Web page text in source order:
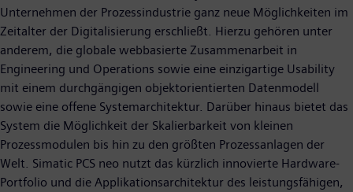
Unternehmen der Prozessindustrie ganz neue Möglichkeiten im
Zeitalter der Digitalisierung erschließt. Hierzu gehören unter
anderem, die globale webbasierte Zusammenarbeit in
Engineering und Operations sowie eine einzigartige Usability
mit einem durchgängigen objektorientierten Datenmodell
sowie eine offene Systemarchitektur. Darüber hinaus bietet das
System die Möglichkeit der Skalierbarkeit von kleinen
Prozessmodulen bis hin zu den größten Prozessanlagen der
Welt. Simatic PCS neo nutzt das kürzlich innovierte Hardware-
Portfolio und die Applikationsarchitektur des leistungsfähigen,